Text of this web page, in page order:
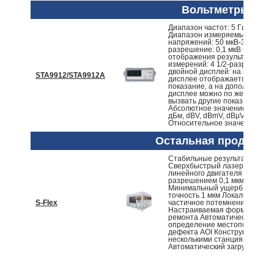
Вольтметры
STA9912/STA9912A
Диапазон частот: 5 Гц-3 МГц
Диапазон измеряемых
напряжений: 50 мкВ-300В,
разрешение: 0,1 мкВ Функция
отображения результатов
измерений: 4 1/2-разрядный
двойной дисплей: на главном
дисплее отображается одно
показание, а на
дисплее можно по желанию
вызвать другие показания:
Абсолютное значение: мВ, В,
дБм, dBV, dBmV, dBμV, Vp-p;
Относительное значение:...
Остальная
S-Flex
Стабильные результаты
Сверхбыстрый лазер
линейного двигателя с
разрешением 0,1 мкм
Минимальный ущерб
точность 1 мкм Локальное и
частичное потемнение CF
Настраиваемая форма для
ремонта Автоматическое
определение
дефекта AOI Конструкция с
несколькими станциями
Автоматический загрузчик